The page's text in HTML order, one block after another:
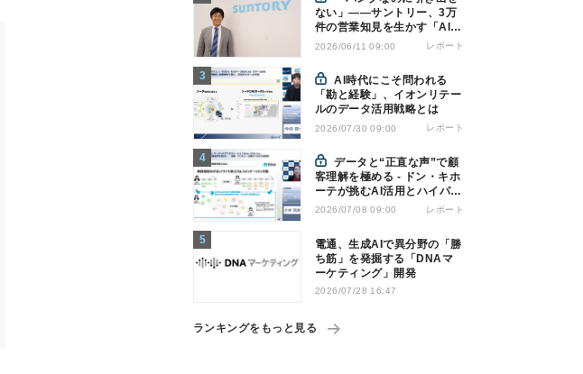
ない」――サントリー、3万
件の営業知見を生かす「AI軍
師」とは
2026/06/11 09:00 レポート
AI時代にこそ問われる
「勘と経験」、イオンリテー
ルのデータ活用戦略とは
2026/07/30 09:00 レポート
データと“正直な声”で顧
客理解を極める - ドン・キホ
ーテが挑むAI活用とハイパー
パーソナライゼーション
2026/07/08 09:00 レポート
電通、生成AIで異分野の「勝
ち筋」を発掘する「DNAマ
ーケティング」開発
2026/07/28 16:47
ランキングをもっと見る